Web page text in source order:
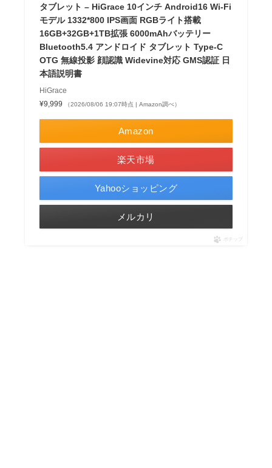
タブレット – HiGrace 10インチ Android16 Wi-Fi
モデル 1332*800 IPS画面 RGBライト搭載
16GB+32GB+1TB拡張 6000mAhバッテリー
Bluetooth5.4 アンドロイド タブレット Type-C
OTG 無線投影 顔認識 Widevine対応 GMS認証 日
本語説明書
HiGrace
¥9,999
（2026/08/06 19:07時点 | Amazon調べ）
Amazon
楽天市場
Yahooショッピング
メルカリ
ポチップ